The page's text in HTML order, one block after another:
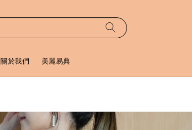
關於我們 美麗易典